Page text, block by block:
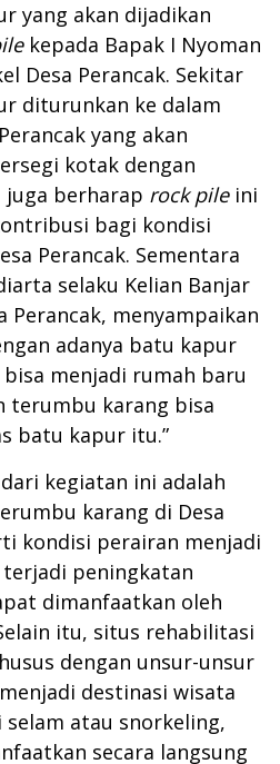
yang akan dijadikan
kepada Bapak I Nyoman
Desa Perancak. Sekitar
diturunkan ke dalam
yang akan
kotak dengan
juga berharap rock pileini
bagi kondisi
Perancak. Sementara
selaku Kelian Banjar
Perancak, menyampaikan
adanya batu kapur
menjadi rumah baru
terumbu karang bisa
batu kapur itu.”
kegiatan ini adalah
karang di Desa
kondisi perairan menjadi
peningkatan
dimanfaatkan oleh
itu, situs rehabilitasi
dengan unsur-unsur
destinasi wisata
atau snorkeling,
secara langsung